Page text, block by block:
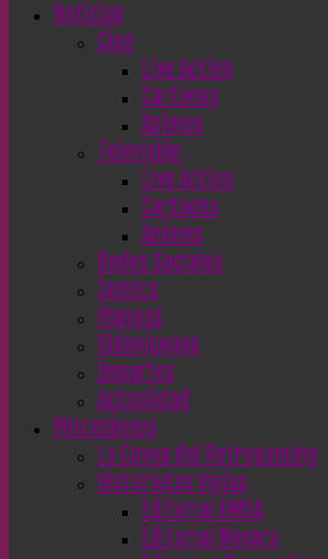
Noticias
Cine
Live Action
Cartoons
Animes
Televisión
Live Action
Cartoons
Animes
Redes Sociales
Comics
Mangas
Videojuegos
Deportes
Actualidad
Misceláneos
La Cueva del Retrogaming
Historietas Viejas
Editorial EMSA
Editorial Novaro